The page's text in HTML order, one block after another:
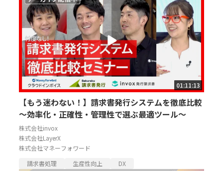
01:11:13
【もう迷わない！】請求書発行システムを徹底比較
～効率化・正確性・管理性で選ぶ最適ツール～
株式会社invox
株式会社LayerX
株式会社マネーフォワード
請求書処理
生産性向上 DX